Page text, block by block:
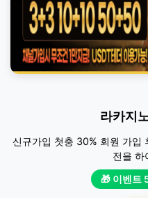
라카지
신규가입 첫충 30% 회원 가입
전을 하
🎁 이벤트